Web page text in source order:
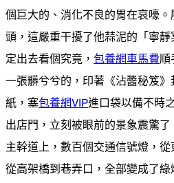
個巨大的、消化不良的胃在哀嚎。
頭，這嚴重干擾了他蒜泥的「寧
定出去看個究竟， 包養網車馬費順
一張髒兮兮的，印著《沾醬秘笈》
紙，塞包養網VIP進口袋以備不時
出店門，立刻被眼前的景象震驚了
主幹道上，數百個交通信號燈，從
從高架橋到巷弄口，全部變成了綠